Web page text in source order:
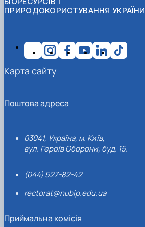
ПРИРОДОКОРИСТУВАННЯ УКРАЇНИ
Поштова адреса
03041, Україна, м. Київ,
вул. Героїв Оборони, буд. 15.
(044) 527-82-42
rectorat@nubip.edu.ua
Приймальна комісія
Карта сайту